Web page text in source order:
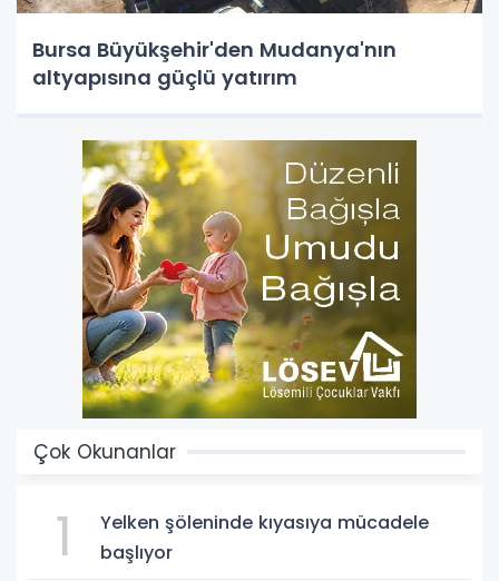
Bursa Büyükşehir'den Mudanya'nın
altyapısına güçlü yatırım
Çok Okunanlar
1
Yelken şöleninde kıyasıya mücadele
başlıyor